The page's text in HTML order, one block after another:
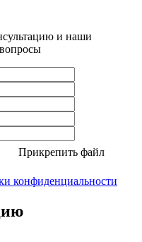
и наши
Прикрепить файл
конфиденциальности